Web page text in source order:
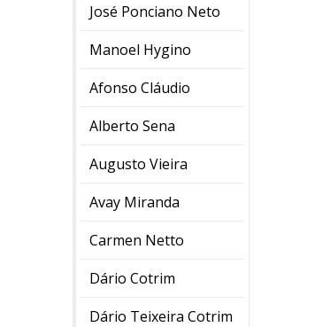
José Ponciano Neto
Manoel Hygino
Afonso Cláudio
Alberto Sena
Augusto Vieira
Avay Miranda
Carmen Netto
Dário Cotrim
Dário Teixeira Cotrim